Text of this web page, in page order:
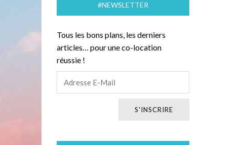
#NEWSLETTER
Tous les bons plans, les derniers
articles… pour une co-location
réussie !